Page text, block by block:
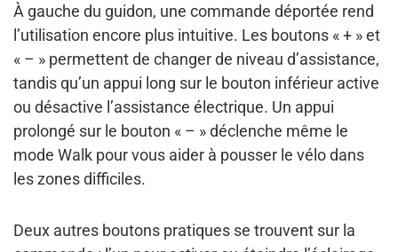
À gauche du guidon, une commande déportée rend
l’utilisation encore plus intuitive. Les boutons « + » et
« – » permettent de changer de niveau d’assistance,
tandis qu’un appui long sur le bouton inférieur active
ou désactive l’assistance électrique. Un appui
prolongé sur le bouton « – » déclenche même le
mode Walk pour vous aider à pousser le vélo dans
les zones difficiles.
Deux autres boutons pratiques se trouvent sur la